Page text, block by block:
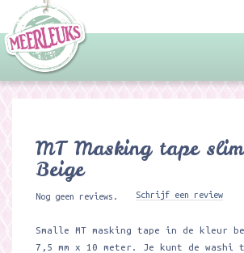
MT Masking tape
Beige
Nog geen reviews. Schrijf een review
Smalle MT masking tape in de kleur
7,5 mm x 10 meter. Je kunt de washi